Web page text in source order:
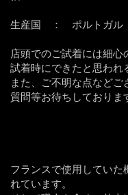
生産国 ： ポルトガル
店頭でのご試着には細
試着時にできたと思われ
また、ご不明な点など
質問等お待ちしておりま
生産国
フランスで使用していた
れています。